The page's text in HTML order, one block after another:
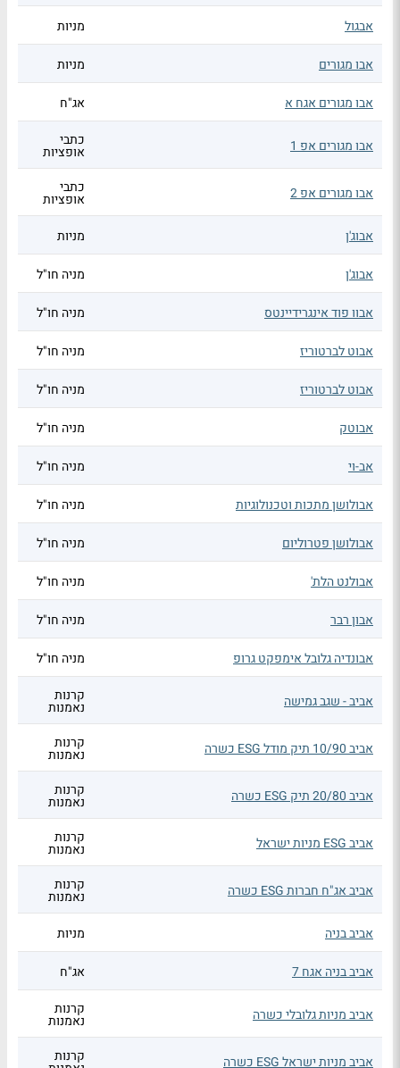
אבגול
מניות
אבו מגורים מניות
אבו מגורים אגח א אג"ח
אבו מגורים אפ 1 כתבי
אופציות
אבו מגורים אפ 2 כתבי
אופציות
אבוג'ן
מניות
אבוג'ן מניה חו"ל
אבוו פוד אינגרידיינטס מניה חו"ל
אבוט לברטוריז מניה חו"ל
אבוט לברטוריז מניה חו"ל
אבוטק מניה חו"ל
אב-וי מניה חו"ל
אבולושן מתכות וטכנולוגיות מניה חו"ל
אבולושן פטרוליום מניה חו"ל
אבולנט הלת' מניה חו"ל
אבון רבר מניה חו"ל
אבונדיה גלובל אימפקט גרופ מניה חו"ל
אביב - שגב גמישה קרנות
נאמנות
אביב 10/90 תיק מודל ESG כשרה קרנות
נאמנות
אביב 20/80 תיק ESG כשרה קרנות
נאמנות
אביב ESG מניות ישראל קרנות
נאמנות
אביב אג"ח חברות ESG כשרה קרנות
נאמנות
אביב בניה
מניות
אביב בניה אגח 7 אג"ח
אביב מניות גלובלי כשרה קרנות
נאמנות
אביב מניות ישראל ESG כשרה קרנות